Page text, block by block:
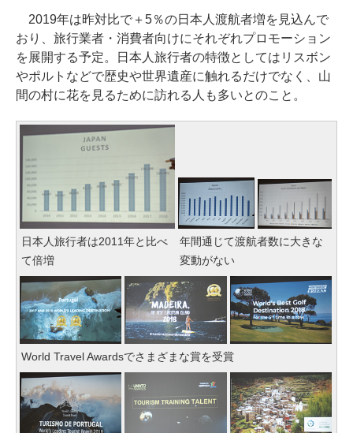
2019年は昨対比で＋5％の日本人渡航者増を見込んで
おり、旅行業者・消費者向けにそれぞれプロモーション
を展開する予定。日本人旅行者の特徴としてはリスボン
やポルトなどで歴史や世界遺産に触れるだけでなく、山
間の村に花を見るために訪れる人も多いとのこと。
日本人旅行者は2011年と比べ
て倍増
年間通じて渡航者数に大きな
変動がない
World Travel Awardsでさまざまな賞を受賞